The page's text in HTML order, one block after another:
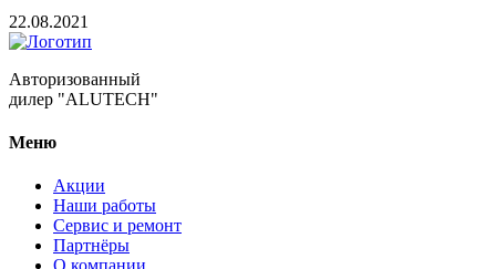
22.08.2021
Авторизованный
дилер "ALUTECH"
Меню
Акции
Наши работы
Сервис и ремонт
Партнёры